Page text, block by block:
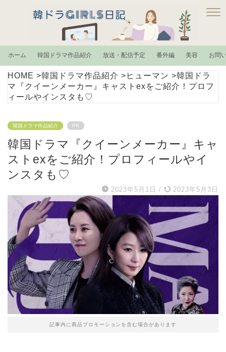
ホーム 韓国ドラマ作品紹介 放送・配信予定 番外編 美容 お問
HOME >韓国ドラマ作品紹介 > ヒューマン >韓国ドラ
マ『クイーンメーカー』キャストexをご紹介！プロフ
ィールやインスタも♡
韓国ドラマ作品紹介 PR
韓国ドラマ『クイーンメーカー』キャ
ストexをご紹介！プロフィールやイ
ンスタも♡
2023年5月1日 / 2023年5月3日
記事内に商品プロモーションを含む場合があります